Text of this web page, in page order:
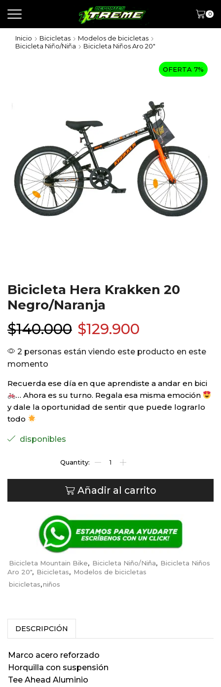
0
Inicio Bicicletas
Modelos de bicicletas
Bicicleta Niño/Niña
Bicicleta Niños Aro 20"
OFERTA 7%
Bicicleta Hera Krakken 20
Negro/Naranja
$140.000 $129.900
2 personas están viendo este producto en este
momento
Recuerda ese día en que aprendiste a andar en bici
… Ahora es su turno. Regala esa misma emoción
y dale la oportunidad de sentir que puede lograrlo
todo
disponibles
Añadir al carrito
Bicicleta Mountain Bike, Bicicleta Niño/Niña, Bicicleta Niños
Aro 20", Bicicletas, Modelos de bicicletas
bicicletas,niños
DESCRIPCIÓN
Marco acero reforzado
Horquilla con suspensión
Tee Ahead Aluminio